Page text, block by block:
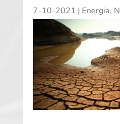
7-10-2021 | Energia,